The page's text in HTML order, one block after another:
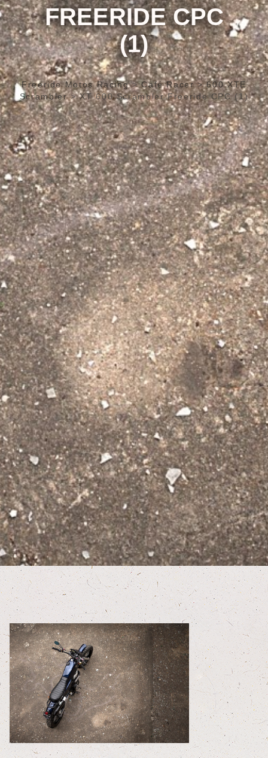
FREERIDE CPC
(1)
Freeride Motos Racing>Café Racer >600 XTE
Scrambler>XT 600 Scrambler Freeride CPC (1)